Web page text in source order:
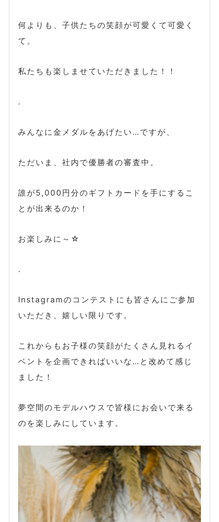
何よりも、子供たちの笑顔が可愛くて可愛く
て。
私たちも楽しませていただきました！！
.
みんなに金メダルをあげたい…ですが、
ただいま、社内で優勝者の審査中。
誰が5,000円分のギフトカードを手にするこ
とが出来るのか！
お楽しみに～☆
.
Instagramのコンテストにも皆さんにご参加
いただき、嬉しい限りです。
これからもお子様の笑顔がたくさん見れるイ
ベントを企画できればいいな…と改めて感じ
ました！
夢空間のモデルハウスで皆様にお会いで来る
のを楽しみにしています。